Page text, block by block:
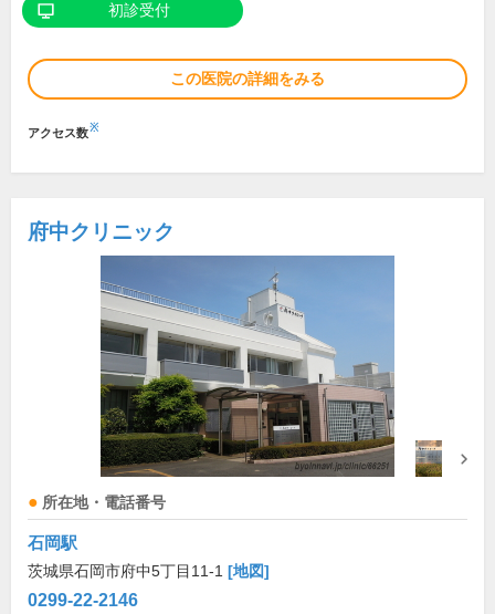
初診受付
この医院の詳細をみる
アクセス数※
府中クリニック
所在地・電話番号
石岡駅
茨城県石岡市府中5丁目11-1 [地図]
0299-22-2146